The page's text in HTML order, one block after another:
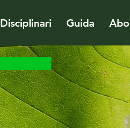
Disciplinari Guida